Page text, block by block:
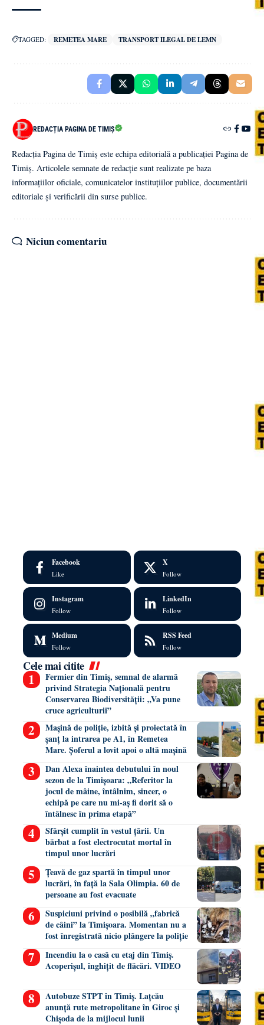
TAGGED: REMETEA MARE TRANSPORT ILEGAL DE LEMN
REDACȚIA PAGINA DE TIMIȘ
Redacția Pagina de Timiș este echipa editorială a publicației Pagina de
Timiș. Articolele semnate de redacție sunt realizate pe baza
informațiilor oficiale, comunicatelor instituțiilor publice, documentării
editoriale și verificării din surse publice.
Niciun comentariu
Facebook
Like
X
Follow
Instagram
Follow
LinkedIn
Follow
Medium
Follow
RSS Feed
Follow
Cele mai citite
Fermier din Timiș, semnal de alarmă
privind Strategia Națională pentru
Conservarea Biodiversității: „Va pune
cruce agriculturii”
Mașină de poliție, izbită și proiectată în
șanț la intrarea pe A1, în Remetea
Mare. Șoferul a lovit apoi o altă mașină
Dan Alexa înaintea debutului în noul
sezon de la Timișoara: „Referitor la
jocul de mâine, întâlnim, sincer, o
echipă pe care nu mi-aș fi dorit să o
întâlnesc în prima etapă”
Sfârșit cumplit în vestul țării. Un
bărbat a fost electrocutat mortal în
timpul unor lucrări
Țeavă de gaz spartă în timpul unor
lucrări, în față la Sala Olimpia. 60 de
persoane au fost evacuate
Suspiciuni privind o posibilă „fabrică
de câini” la Timișoara. Momentan nu a
fost înregistrată nicio plângere la poliție
Incendiu la o casă cu etaj din Timiș.
Acoperișul, înghițit de flăcări. VIDEO
Autobuze STPT în Timiș. Lațcău
anunță rute metropolitane în Giroc și
Chișoda de la mijlocul lunii